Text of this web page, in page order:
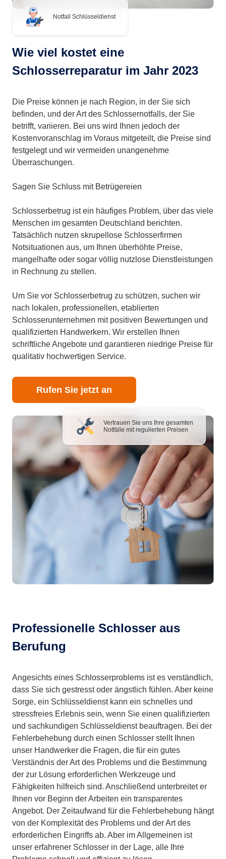
Notfall Schlüsseldienst
Wie viel kostet eine
Schlosserreparatur im Jahr 2023
Die Preise können je nach Region, in der Sie sich
befinden, und der Art des Schlossernotfalls, der Sie
betrifft, variieren. Bei uns wird Ihnen jedoch der
Kostenvoranschlag im Voraus mitgeteilt, die Preise sind
festgelegt und wir vermeiden unangenehme
Überraschungen.
Sagen Sie Schluss mit Betrügereien
Schlosserbetrug ist ein häufiges Problem, über das viele
Menschen im gesamten Deutschland berichten.
Tatsächlich nutzen skrupellose Schlosserfirmen
Notsituationen aus, um Ihnen überhöhte Preise,
mangelhafte oder sogar völlig nutzlose Dienstleistungen
in Rechnung zu stellen.
Um Sie vor Schlosserbetrug zu schützen, suchen wir
nach lokalen, professionellen, etablierten
Schlosserunternehmen mit positiven Bewertungen und
qualifizierten Handwerkern. Wir erstellen Ihnen
schriftliche Angebote und garantieren niedrige Preise für
qualitativ hochwertigen Service.
Rufen Sie jetzt an
Vertrauen Sie uns Ihre gesamten
Notfälle mit regulierten Preisen
Professionelle Schlosser aus
Berufung
Angesichts eines Schlosserproblems ist es verständlich,
dass Sie sich gestresst oder ängstlich fühlen. Aber keine
Sorge, ein Schlüsseldienst kann ein schnelles und
stressfreies Erlebnis sein, wenn Sie einen qualifizierten
und sachkundigen Schlüsseldienst beauftragen. Bei der
Fehlerbehebung durch einen Schlosser stellt Ihnen
unser Handwerker die Fragen, die für ein gutes
Verständnis der Art des Problems und die Bestimmung
der zur Lösung erforderlichen Werkzeuge und
Fähigkeiten hilfreich sind. Anschließend unterbreitet er
Ihnen vor Beginn der Arbeiten ein transparentes
Angebot. Der Zeitaufwand für die Fehlerbehebung hängt
von der Komplexität des Problems und der Art des
erforderlichen Eingriffs ab. Aber im Allgemeinen ist
unser erfahrener Schlosser in der Lage, alle Ihre